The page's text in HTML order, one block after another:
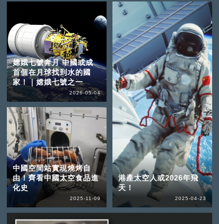
嫦娥七號奔月 中國或成
首個在月球找到水的國
家！｜嫦娥七號之一
2026-05-04
中國空間站實現燒烤自
由！齊看中國太空食品進
化史
2025-11-09
港產太空人或2026年飛
天！
2025-04-23